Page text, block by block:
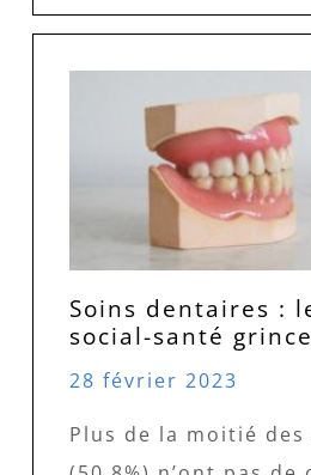
Soins dentaires :
social-santé
28 février 2023
Plus de la moitié des